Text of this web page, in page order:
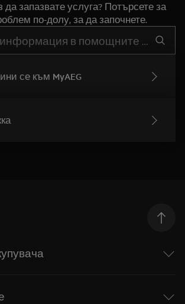
запазвате услуга? Потърсете за
по-долу, за да започнете.
се към MyAEG